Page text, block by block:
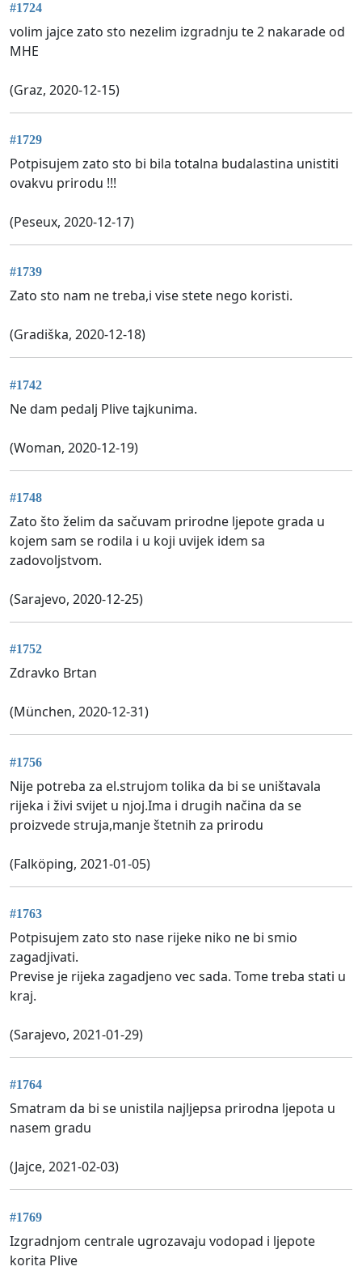
#1724
volim jajce zato sto nezelim izgradnju te 2 nakarade od
MHE
(Graz, 2020-12-15)
#1729
Potpisujem zato sto bi bila totalna budalastina unistiti
ovakvu prirodu !!!
(Peseux, 2020-12-17)
#1739
Zato sto nam ne treba,i vise stete nego koristi.
(Gradiška, 2020-12-18)
#1742
Ne dam pedalj Plive tajkunima.
(Woman, 2020-12-19)
#1748
Zato što želim da sačuvam prirodne ljepote grada u
kojem sam se rodila i u koji uvijek idem sa
zadovoljstvom.
(Sarajevo, 2020-12-25)
#1752
Zdravko Brtan
(München, 2020-12-31)
#1756
Nije potreba za el.strujom tolika da bi se uništavala
rijeka i živi svijet u njoj.Ima i drugih načina da se
proizvede struja,manje štetnih za prirodu
(Falköping, 2021-01-05)
#1763
Potpisujem zato sto nase rijeke niko ne bi smio
zagadjivati.
Previse je rijeka zagadjeno vec sada. Tome treba stati u
kraj.
(Sarajevo, 2021-01-29)
#1764
Smatram da bi se unistila najljepsa prirodna ljepota u
nasem gradu
(Jajce, 2021-02-03)
#1769
Izgradnjom centrale ugrozavaju vodopad i ljepote
korita Plive